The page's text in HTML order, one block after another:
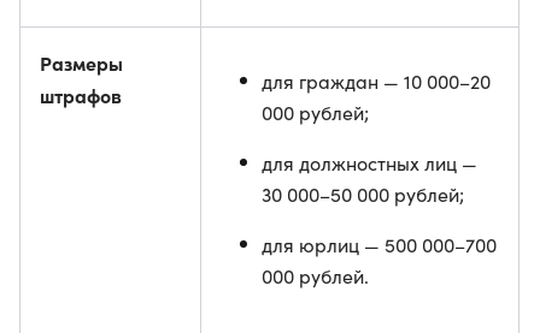
Размеры
штрафов
для граждан — 10 000–20
000 рублей;
для должностных лиц —
30 000–50 000 рублей;
для юрлиц — 500 000–700
000 рублей.